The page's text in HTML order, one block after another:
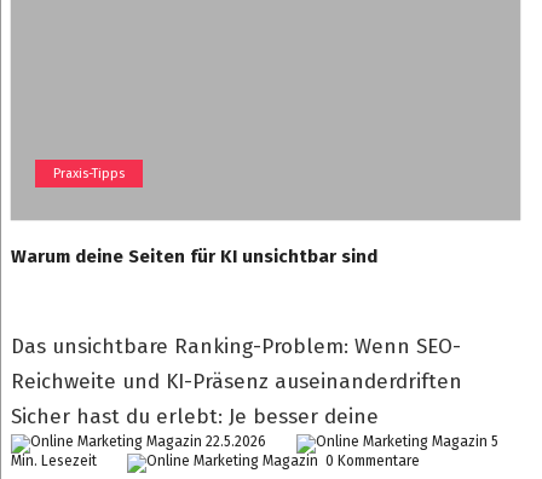
Praxis-Tipps
Warum deine Seiten für KI unsichtbar sind
Das unsichtbare Ranking-Problem: Wenn SEO-
Reichweite und KI-Präsenz auseinanderdriften
Sicher hast du erlebt: Je besser deine
22.5.2026
5
Min. Lesezeit
0 Kommentare